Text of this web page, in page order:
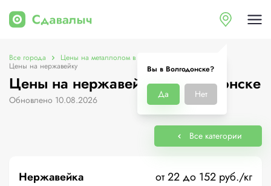
Вы в Волгодонске?
Да Нет
Все города Цены на металлолом в Волгодонске
Цены на нержавейку
Цены на нержавейку в Волгодонске
Обновлено 10.08.2026
Все категории
Нержавейка от 22 до 152 руб./кг